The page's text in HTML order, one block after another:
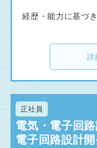
経歴・能力に基づ
詳
正社員
電気・電子回
電子回路設計